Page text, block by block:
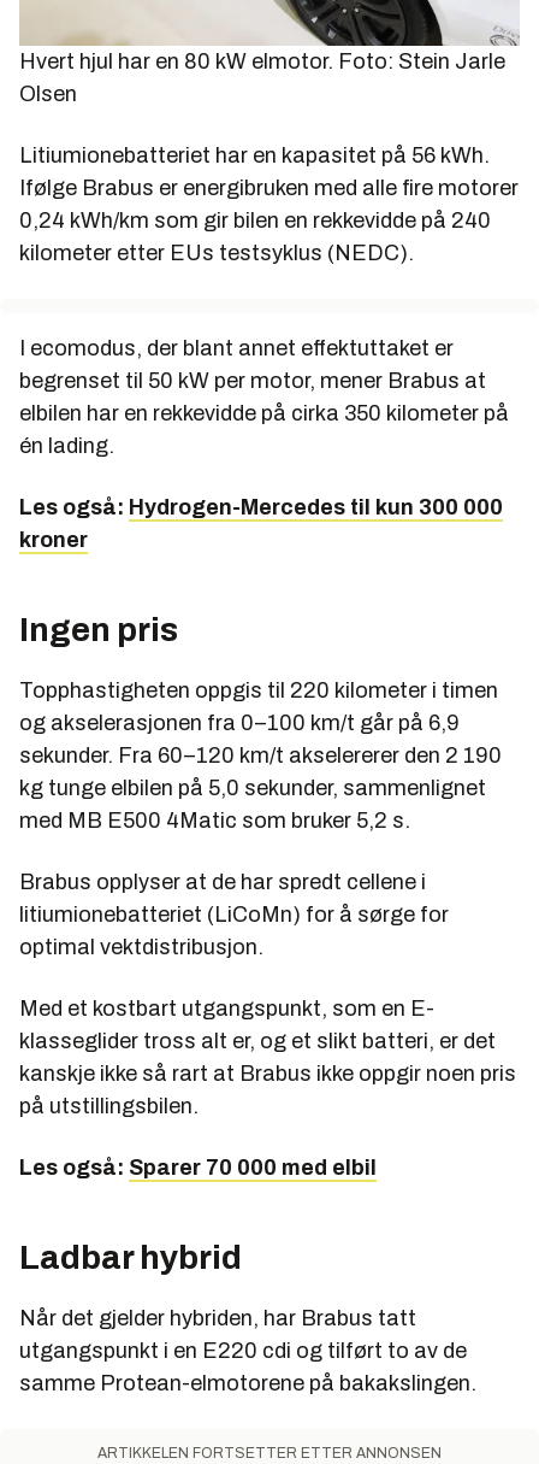
Hvert hjul har en 80 kW elmotor. Foto: Stein Jarle
Olsen
Litiumionebatteriet har en kapasitet på 56 kWh.
Ifølge Brabus er energibruken med alle fire motorer
0,24 kWh/km som gir bilen en rekkevidde på 240
kilometer etter EUs testsyklus (NEDC).
I ecomodus, der blant annet effektuttaket er
begrenset til 50 kW per motor, mener Brabus at
elbilen har en rekkevidde på cirka 350 kilometer på
én lading.
Les også: Hydrogen-Mercedes til kun 300 000
kroner
Ingen pris
Topphastigheten oppgis til 220 kilometer i timen
og akselerasjonen fra 0–100 km/t går på 6,9
sekunder. Fra 60–120 km/t akselererer den 2 190
kg tunge elbilen på 5,0 sekunder, sammenlignet
med MB E500 4Matic som bruker 5,2 s.
Brabus opplyser at de har spredt cellene i
litiumionebatteriet (LiCoMn) for å sørge for
optimal vektdistribusjon.
Med et kostbart utgangspunkt, som en E-
klasseglider tross alt er, og et slikt batteri, er det
kanskje ikke så rart at Brabus ikke oppgir noen pris
på utstillingsbilen.
Les også: Sparer 70 000 med elbil
Ladbar hybrid
Når det gjelder hybriden, har Brabus tatt
utgangspunkt i en E220 cdi og tilført to av de
samme Protean-elmotorene på bakakslingen.
ARTIKKELEN FORTSETTER ETTER ANNONSEN